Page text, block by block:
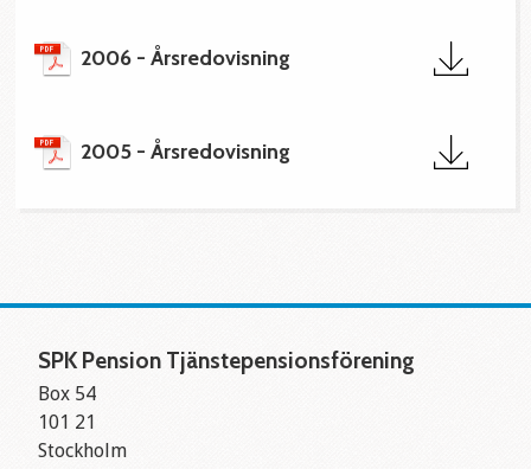
2006 - Årsredovisning
2005 - Årsredovisning
SPK Pension Tjänstepensionsförening
Box 54
101 21
Stockholm